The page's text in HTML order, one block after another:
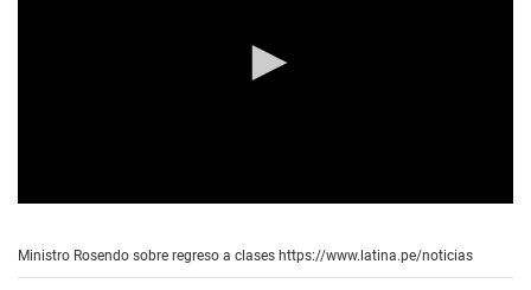
e
Ministro Rosendo sobre regreso a clases https://www.latina.pe/noticias